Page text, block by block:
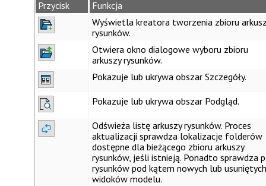
Przycisk
Funkcja
Wyświetla kreatora tworzenia zbioru
rysunków.
Otwiera okno dialogowe wyboru zbioru
arkuszy rysunków.
Pokazuje lub ukrywa obszar Szczegóły.
Pokazuje lub ukrywa obszar Podgląd.
Odświeża listę arkuszy rysunków. Proces
aktualizacji sprawdza lokalizacje folderów
dostępne dla bieżącego zbioru arkuszy
rysunków, jeśli istnieją. Ponadto sprawdza
rysunków pod kątem nowych lub usuniętych
widoków modelu.